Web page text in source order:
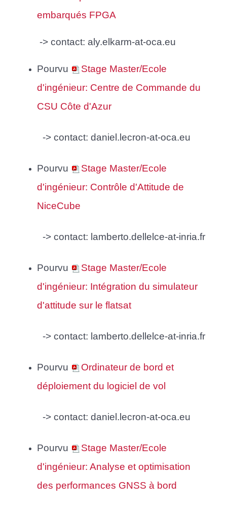
embarqués FPGA
-> contact: aly.elkarm-at-oca.eu
Pourvu
Stage Master/Ecole
d'ingénieur: Centre de Commande du
CSU Côte d'Azur
-> contact: daniel.lecron-at-oca.eu
Pourvu
Stage Master/Ecole
d'ingénieur: Contrôle d'Attitude de
NiceCube
-> contact: lamberto.dellelce-at-inria.fr
Pourvu
Stage Master/Ecole
d'ingénieur: Intégration du simulateur
d'attitude sur le flatsat
-> contact: lamberto.dellelce-at-inria.fr
Pourvu
Ordinateur de bord et
déploiement du logiciel de vol
-> contact: daniel.lecron-at-oca.eu
Pourvu
Stage Master/Ecole
d'ingénieur: Analyse et optimisation
des performances GNSS à bord